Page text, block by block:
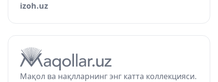
izoh.uz
Мақол ва нақлларнинг энг катта коллекцияси.